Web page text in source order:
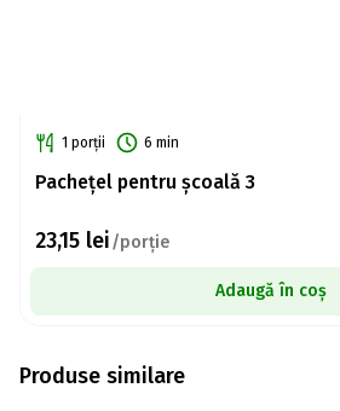
1 porții 6 min
Pachețel pentru școală 3
23,15 lei/porție
Adaugă în coș
Produse similare